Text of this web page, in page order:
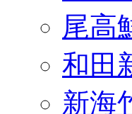
尾高
和田
新海